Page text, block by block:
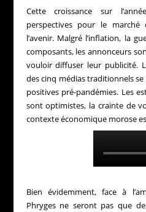
Cette croissance sur
perspectives pour le
l’avenir. Malgré l’inflation, la
composants, les annonceurs
vouloir diffuser leur publicité.
des cinq médias traditionnels
positives pré-pandémies. Les
sont optimistes, la crainte de
contexte économique morose
Bien évidemment, face à
Phryges ne seront pas que